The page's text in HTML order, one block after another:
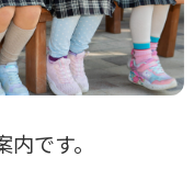
です。